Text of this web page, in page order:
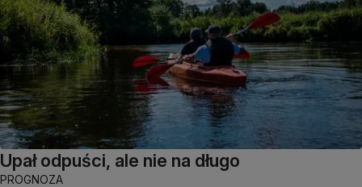
Upał odpuści, ale nie na długo
PROGNOZA